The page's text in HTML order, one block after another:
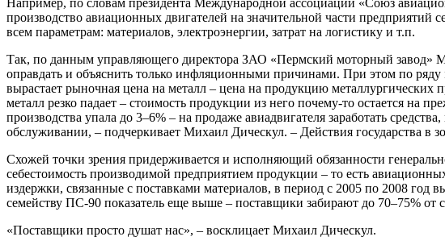
Например, по словам президента Международной ассоциации «Союз
производство авиационных двигателей на значительной части предприятий
всем параметрам: материалов, электроэнергии, затрат на логистику и т.п.
Так, по данным управляющего директора ЗАО «Пермский моторный завод»
оправдать и объяснить только инфляционными причинами. При этом по ряду
вырастает рыночная цена на металл – цена на продукцию металлургических
металл резко падает – стоимость продукции из него почему-то остается на
производства упала до 3–6% – на продаже авиадвигателя заработать
обслуживании, – подчеркивает Михаил Дическул. – Действия государства в
Схожей точки зрения придерживается и исполняющий обязанности
себестоимость производимой предприятием продукции – то есть
издержки, связанные с поставками материалов, в период с 2005 по 2008
семейству ПС-90 показатель еще выше – поставщики забирают до 70–75% от
«Поставщики просто душат нас», – восклицает Михаил Дическул.